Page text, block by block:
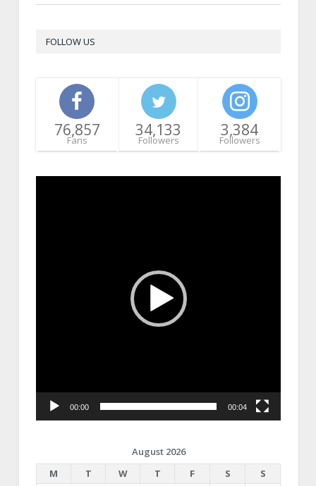
FOLLOW US
76,857
Fans
34,133
Followers
3,384
Followers
00:00 00:04
August 2026
M
T W T F S
S